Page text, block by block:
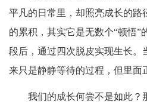
平凡的日常里，却照亮成长的路
的累积，其实它是无数个“顿悟”
段后，通过四次脱皮实现生长。
来只是静静等待的过程，但里面
我们的成长何尝不是如此？